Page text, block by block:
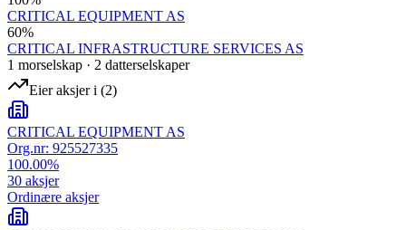
CRITICAL EQUIPMENT AS
60%
CRITICAL INFRASTRUCTURE SERVICES AS
1 morselskap · 2 datterselskaper
Eier aksjer i (2)
CRITICAL EQUIPMENT AS
Org.nr: 925527335
100.00%
30 aksjer
Ordinære aksjer